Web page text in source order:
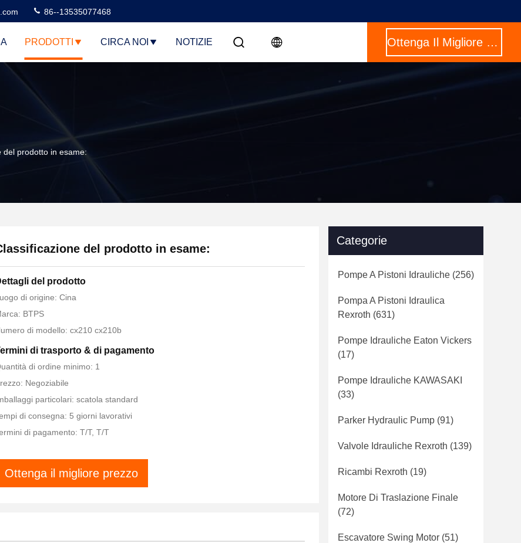
86--13535077468
PRODOTTI CIRCA NOI NOTIZIE Ottenga Il Migliore Prezzo
del prodotto in esame:
del prodotto in esame:
del prodotto
di origine: Cina
BTPS
di modello: cx210 cx210b
di trasporto & di pagamento
di ordine minimo: 1
Negoziabile
particolari: scatola standard
di consegna: 5 giorni lavorativi
di pagamento: T/T, T/T
Ottenga il migliore prezzo
Categorie
Pompe A Pistoni Idrauliche (256)
Pompa A Pistoni Idraulica
Rexroth (631)
Pompe Idrauliche Eaton Vickers
(17)
Pompe Idrauliche KAWASAKI
(33)
Parker Hydraulic Pump (91)
Valvole Idrauliche Rexroth (139)
Ricambi Rexroth (19)
Motore Di Traslazione Finale
(72)
Escavatore Swing Motor (51)